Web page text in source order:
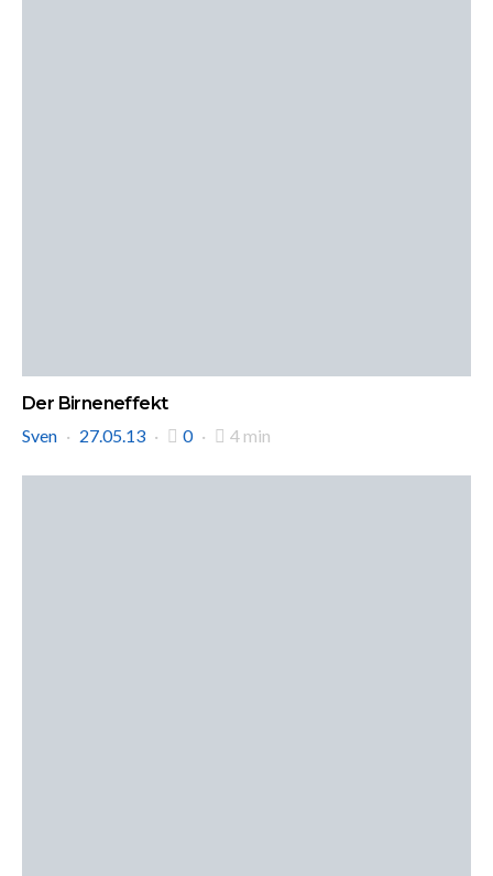
Der Birneneffekt
Sven
27.05.13 0 4 min